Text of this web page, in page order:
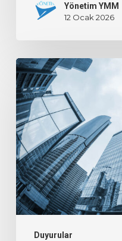
Yönetim YMM
12 Ocak 2026
Duyurular